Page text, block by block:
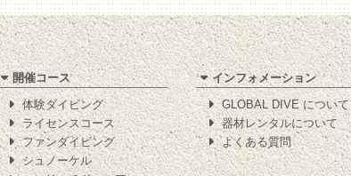
開催コース
体験ダイビング
ライセンスコース
ファンダイビング
シュノーケル
インフォメーション
GLOBAL DIVE について
器材レンタルについて
よくある質問